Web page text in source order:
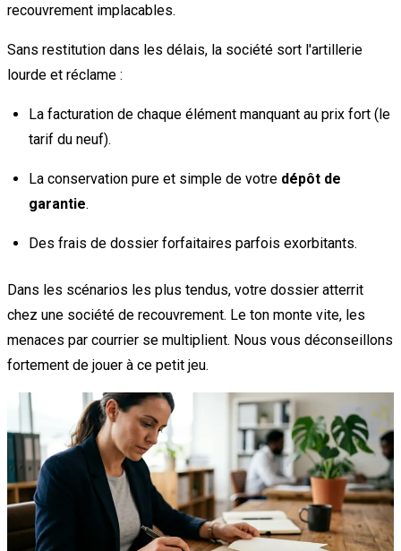
recouvrement implacables.
Sans restitution dans les délais, la société sort l'artillerie
lourde et réclame :
La facturation de chaque élément manquant au prix fort (le
tarif du neuf).
La conservation pure et simple de votre dépôt de
garantie.
Des frais de dossier forfaitaires parfois exorbitants.
Dans les scénarios les plus tendus, votre dossier atterrit
chez une société de recouvrement. Le ton monte vite, les
menaces par courrier se multiplient. Nous vous déconseillons
fortement de jouer à ce petit jeu.